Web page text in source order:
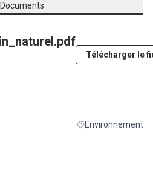
Documents
Télécharger le
Filtrer les résultats
Environnement